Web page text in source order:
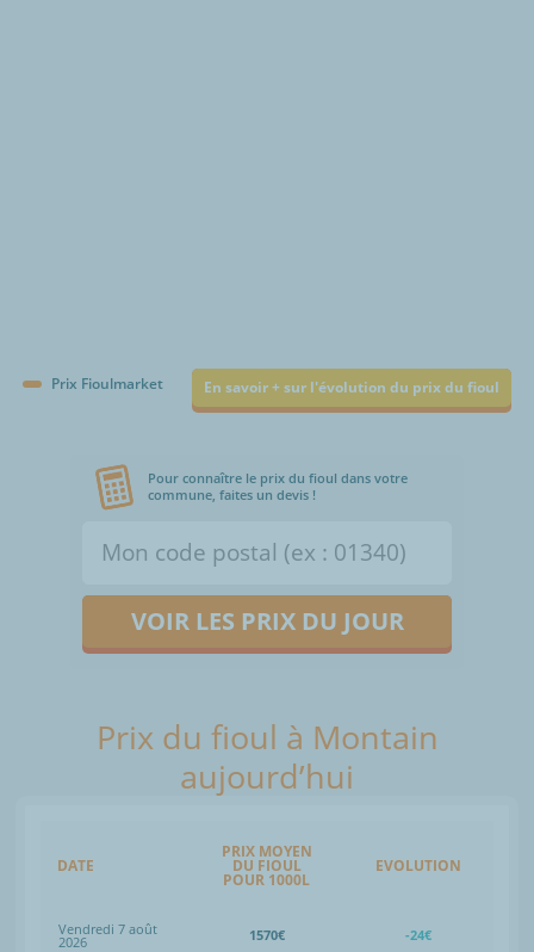
Prix Fioulmarket En savoir + sur l'évolution du prix du fioul
Pour connaître le prix du fioul dans votre
commune, faites un devis !
VOIR LES PRIX DU JOUR
Prix du fioul à Montain
aujourd’hui
DATE
PRIX MOYEN
DU FIOUL
POUR 1000L
EVOLUTION
Vendredi 7 août
2026 1570€ -24€